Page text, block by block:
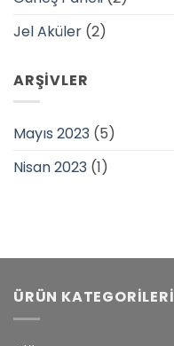
Jel Aküler (2)
ARŞIVLER
Mayıs 2023 (5)
Nisan 2023 (1)
ÜRÜN KATEGORILERI